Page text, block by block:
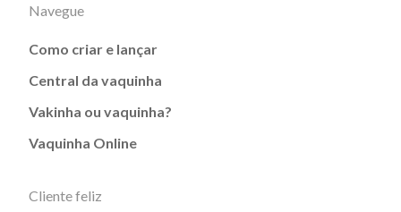
Navegue
Como criar e lançar
Central da vaquinha
Vakinha ou vaquinha?
Vaquinha Online
Cliente feliz